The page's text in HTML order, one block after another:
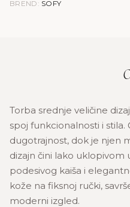
BREND: SOFY
Torba srednje veličine
spoj funkcionalnosti i stila.
dugotrajnost, dok je njen
dizajn čini lako uklopivom
podesivog kaiša i
kože na fiksnoj ručki,
moderni izgled.